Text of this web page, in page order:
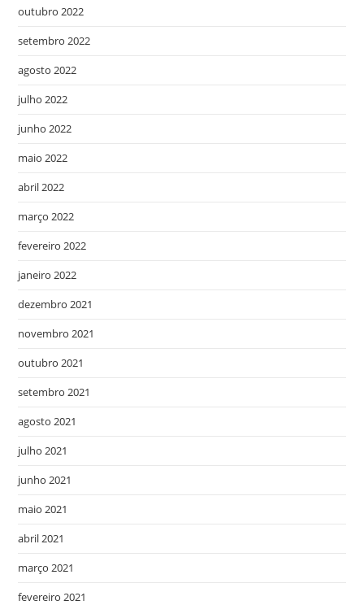
outubro 2022
setembro 2022
agosto 2022
julho 2022
junho 2022
maio 2022
abril 2022
março 2022
fevereiro 2022
janeiro 2022
dezembro 2021
novembro 2021
outubro 2021
setembro 2021
agosto 2021
julho 2021
junho 2021
maio 2021
abril 2021
março 2021
fevereiro 2021